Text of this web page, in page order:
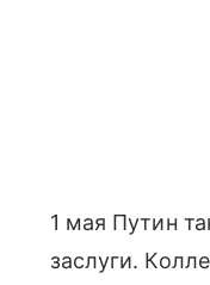
1 мая Путин
заслуги.